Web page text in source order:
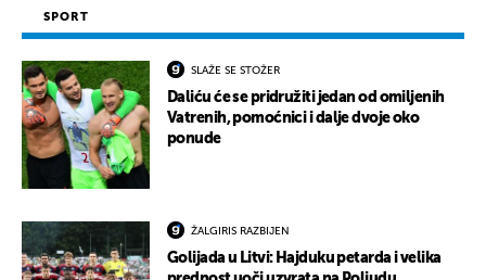
SPORT
SLAŽE SE STOŽER
Daliću će se pridružiti jedan od omiljenih
Vatrenih, pomoćnici i dalje dvoje oko
ponude
ŽALGIRIS RAZBIJEN
Golijada u Litvi: Hajduku petarda i velika